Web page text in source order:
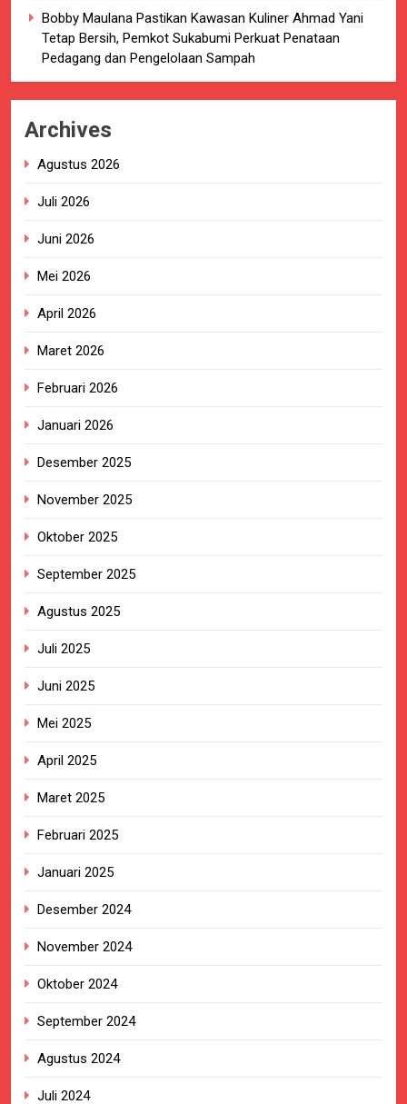
Bobby Maulana Pastikan Kawasan Kuliner Ahmad Yani
Tetap Bersih, Pemkot Sukabumi Perkuat Penataan
Pedagang dan Pengelolaan Sampah
Archives
Agustus 2026
Juli 2026
Juni 2026
Mei 2026
April 2026
Maret 2026
Februari 2026
Januari 2026
Desember 2025
November 2025
Oktober 2025
September 2025
Agustus 2025
Juli 2025
Juni 2025
Mei 2025
April 2025
Maret 2025
Februari 2025
Januari 2025
Desember 2024
November 2024
Oktober 2024
September 2024
Agustus 2024
Juli 2024